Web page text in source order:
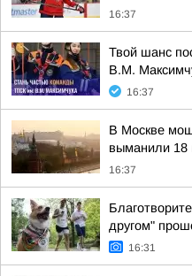
16:37
Твой шанс
В.М.
16:37
В Москве
выманили 18
16:37
другом"
16:31